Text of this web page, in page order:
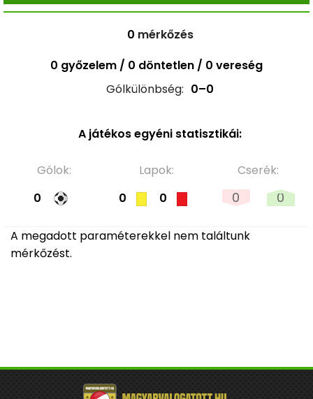
0 mérkőzés
0 győzelem / 0 döntetlen / 0 vereség
Gólkülönbség: 0–0
A játékos egyéni statisztikái:
Gólok:
0
Lapok:
0
0
Cserék:
0 0
A megadott paraméterekkel nem találtunk
mérkőzést.